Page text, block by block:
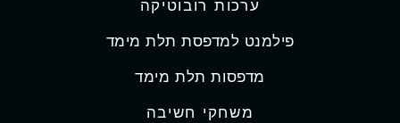
ערכות רובוטיקה
פילמנט למדפסת תלת מימד
מדפסות תלת מימד
משחקי חשיבה